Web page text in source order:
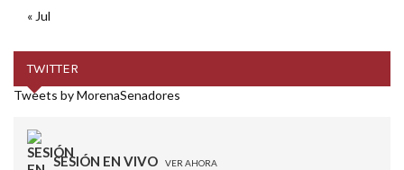
« Jul
TWITTER
Tweets by MorenaSenadores
SESIÓN EN VIVO VER AHORA